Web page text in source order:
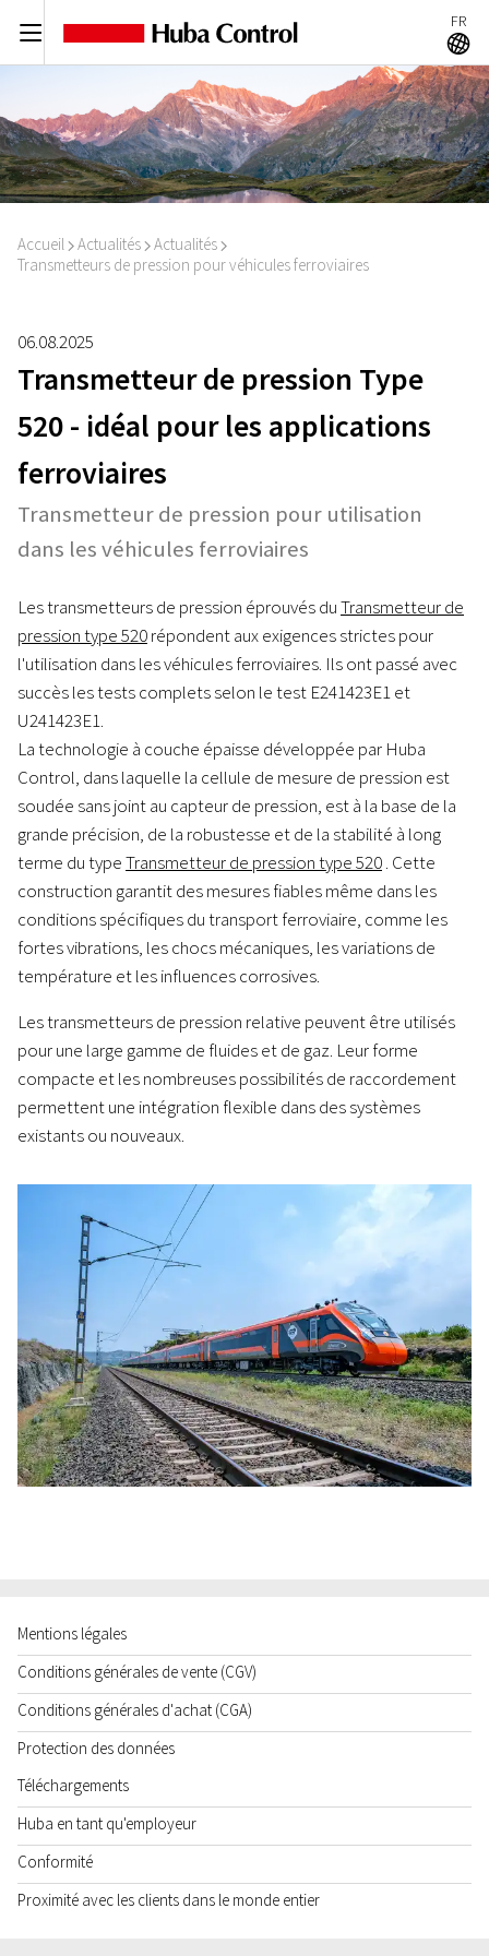
C FR
A
Accueil I Actualités I Actualités I
Transmetteurs de pression pour véhicules ferroviaires
06.08.2025
Transmetteur de pression Type
520 - idéal pour les applications
ferroviaires
Transmetteur de pression pour utilisation
dans les véhicules ferroviaires
Les transmetteurs de pression éprouvés duTransmetteur de
pression type 520répondent aux exigences strictes pour
l'utilisation dans les véhicules ferroviaires. Ils ont passé avec
succès les tests complets selon le test E241423E1 et
U241423E1.
La technologie à couche épaisse développée par Huba
Control, dans laquelle la cellule de mesure de pression est
soudée sans joint au capteur de pression, est à la base de la
grande précision, de la robustesse et de la stabilité à long
terme du typeTransmetteur de pression type 520. Cette
construction garantit des mesures fiables même dans les
conditions spécifiques du transport ferroviaire, comme les
fortes vibrations, les chocs mécaniques, les variations de
température et les influences corrosives.
Les transmetteurs de pression relative peuvent être utilisés
pour une large gamme de fluides et de gaz. Leur forme
compacte et les nombreuses possibilités de raccordement
permettent une intégration flexible dans des systèmes
existants ou nouveaux.
Mentions légales
Conditions générales de vente (CGV)
Conditions générales d'achat (CGA)
Protection des données
Téléchargements
Huba en tant qu'employeur
Conformité
Proximité avec les clients dans le monde entier